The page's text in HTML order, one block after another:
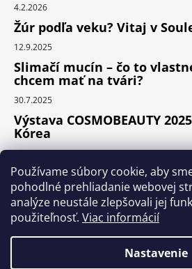
Používame súbory cookie, aby
pohodlné prehliadanie webovej
analýze neustále zlepšovali jej
použiteľnosť. Viac informácií
Nastavenie
4.2.2026
Žúr podľa veku? Vitaj v
12.9.2025
Slimačí mucín – čo to
chcem mať na tvári?
30.7.2025
Výstava COSMOBEAUTY
Kórea
11.6.2025
Instagram